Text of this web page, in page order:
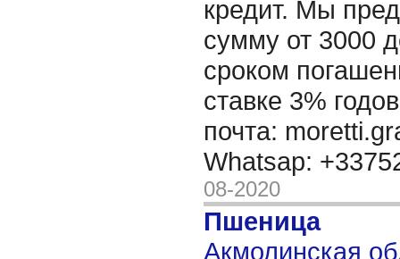
кредит. Мы
сумму от 3000
сроком
ставке 3%
почта:
Whatsap:
08-2020
Пшеница
Акмолинская